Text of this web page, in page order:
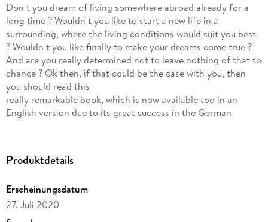
Don t you dream of living somewhere abroad already for a
long time ? Wouldn t you like to start a new life in a
surrounding, where the living conditions would suit you best
? Wouldn t you like finally to make your dreams come true ?
And are you really determined not to leave nothing of that to
chance ? Ok then, if that could be the case with you, then
you should read this
really remarkable book, which is now available too in an
English version due to its great success in the German-
beginning of their private or business life in moving abroad
in life on an expatriation project. If you also belong to these
people, this book will help you a lot to understand that
fascinating challenge as the greatest adventure of your life
Produktdetails
Erscheinungsdatum
27. Juli 2020